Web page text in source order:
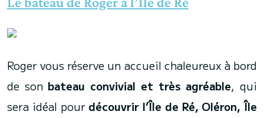
Roger vous réserve un accueil chaleureux à bord
de son bateau convivial et très agréable, qui
sera idéal pour découvrir l’Île de Ré, Oléron, Île